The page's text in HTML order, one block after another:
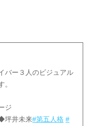
バー３人のビジュアル
。
ジ
坪井未来#第五人格 #